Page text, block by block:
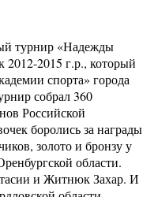
турнир «Надежды
2012-2015 г.р., который
спорта» города
собрал 360
Российской
боролись за награды
золото и бронзу у
области.
и Житнюк Захар. И